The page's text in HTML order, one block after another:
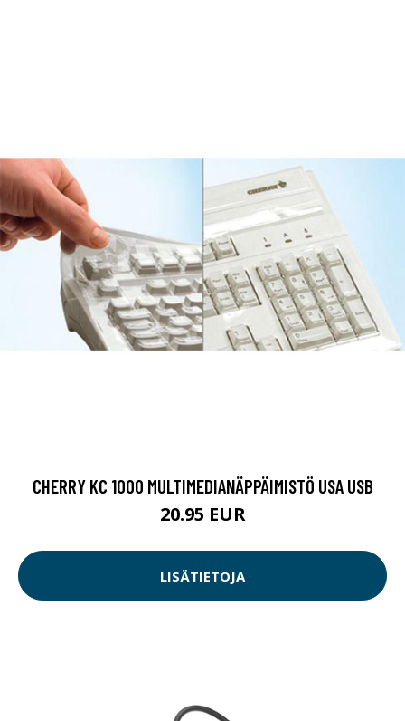
CHERRY KC 1000 MULTIMEDIANÄPPÄIMISTÖ USA USB
20.95 EUR
LISÄTIETOJA